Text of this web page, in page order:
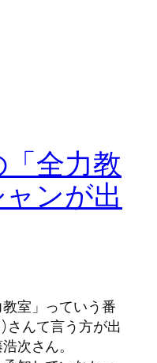
全力教
ンが出
室」っていう番
さんて言う方が出
次さん。